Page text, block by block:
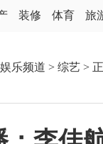
装修 体育 旅
娱乐频道 > 综艺 >